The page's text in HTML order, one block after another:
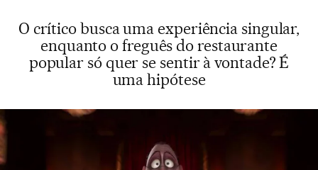
O crítico busca uma experiência singular,
enquanto o freguês do restaurante
popular só quer se sentir à vontade? É
uma hipótese